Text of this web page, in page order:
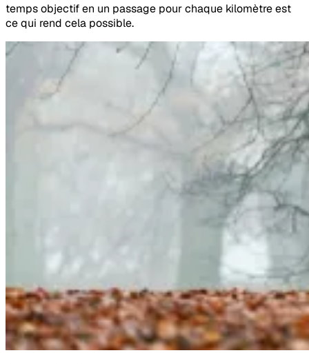
temps objectif en un passage pour chaque kilomètre est
ce qui rend cela possible.